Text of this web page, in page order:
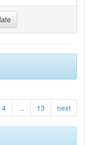
4 ... 13 next